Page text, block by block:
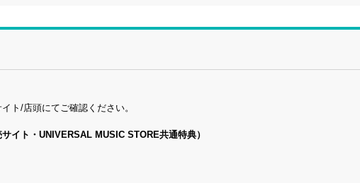
ト/店頭にてご確認ください。
イト・UNIVERSAL MUSIC STORE共通特典）